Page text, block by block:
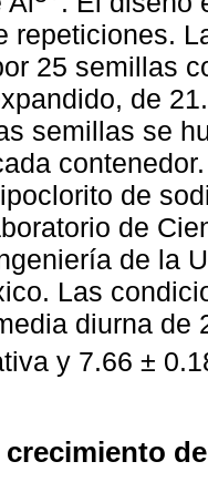
repeticiones.
25 semillas
de
semillas se
de
de
de la
Las
diurna de
y 7.66 ±
crecimiento